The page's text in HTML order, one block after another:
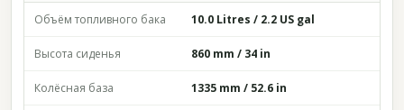
Объём топливного бака 10.0 Litres / 2.2 US gal
Высота сиденья 860 mm / 34 in
Колёсная база 1335 mm / 52.6 in